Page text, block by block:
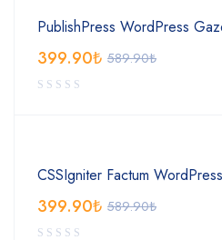
PublishPress WordPress
589.90₺
399.90₺
CSSIgniter Factum
589.90₺
399.90₺